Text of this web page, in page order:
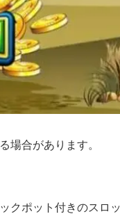
場合があります。
クポット付きのスロ